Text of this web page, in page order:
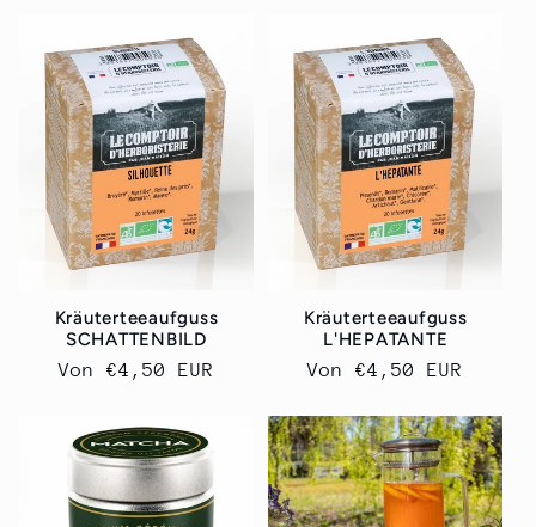
g
Kräuterteeaufguss
SCHATTENBILD
Normaler
Von €4,50 EUR
Kräuterteeaufguss
L'HEPATANTE
Normaler
Von €4,50 EUR